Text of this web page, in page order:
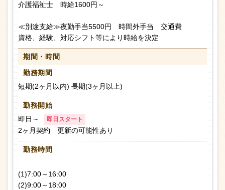
介護福祉士 時給1600円～
≪別途支給≫夜勤手当5500円 時間外手当 交通費
資格、経験、対応シフト等により時給を決定
期間・時間
勤務期間
短期(2ヶ月以内) 長期(3ヶ月以上)
勤務開始
即日～
即日スタート
2ヶ月契約 更新の可能性あり
勤務時間
(1)7:00～16:00
(2)9:00～18:00